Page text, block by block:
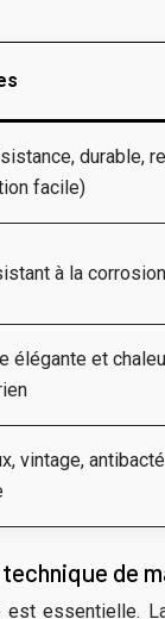
durable,
facile)
à la
élégante et
vintage,
de
est essentielle.